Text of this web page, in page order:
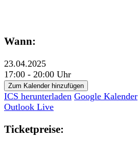
Wann:
23.04.2025
17:00 - 20:00 Uhr
Zum Kalender hinzufügen
ICS herunterladen Google Kalender
Outlook Live
Ticketpreise: